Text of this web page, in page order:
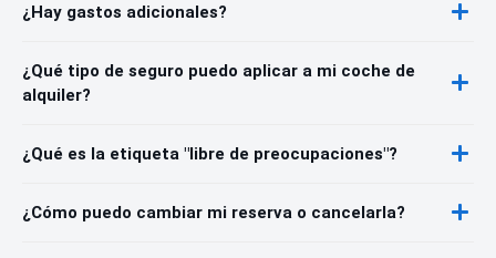
¿Hay gastos adicionales?
¿Qué tipo de seguro puedo aplicar a mi coche de
alquiler?
¿Qué es la etiqueta "libre de preocupaciones"?
¿Cómo puedo cambiar mi reserva o cancelarla?